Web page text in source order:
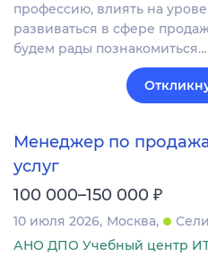
профессию, влиять на
развиваться в сфере
будем рады познакомиться…
Менеджер по
услуг
100 000–150 000 ₽
10 июля 2026 Москва
АНО ДПО Учебный центр